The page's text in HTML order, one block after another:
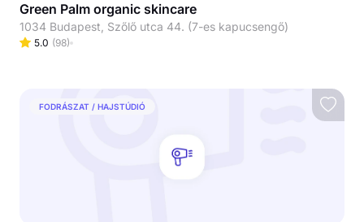
Green Palm organic skincare
1034 Budapest, Szőlő utca 44. (7-es kapucsengő)
5.0 (98)
FODRÁSZAT / HAJSTÚDIÓ